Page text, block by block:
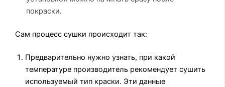
покраски.
Сам процесс сушки происходит так:
Предварительно нужно узнать, при какой
температуре производитель рекомендует сушить
используемый тип краски. Эти данные